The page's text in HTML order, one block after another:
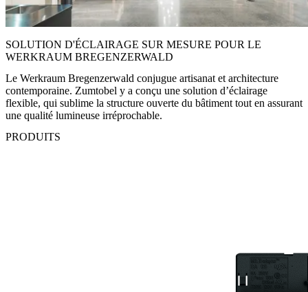
SOLUTION D'ÉCLAIRAGE SUR MESURE POUR LE
WERKRAUM BREGENZERWALD
Le Werkraum Bregenzerwald conjugue artisanat et architecture
contemporaine. Zumtobel y a conçu une solution d’éclairage
flexible, qui sublime la structure ouverte du bâtiment tout en assurant
une qualité lumineuse irréprochable.
PRODUITS